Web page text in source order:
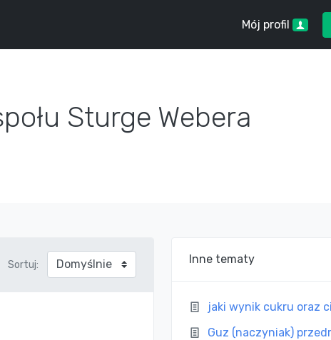
Mój profil
Sturge Webera
Sortuj: Inne tematy
jaki wynik cukru oraz
Guz (naczyniak)